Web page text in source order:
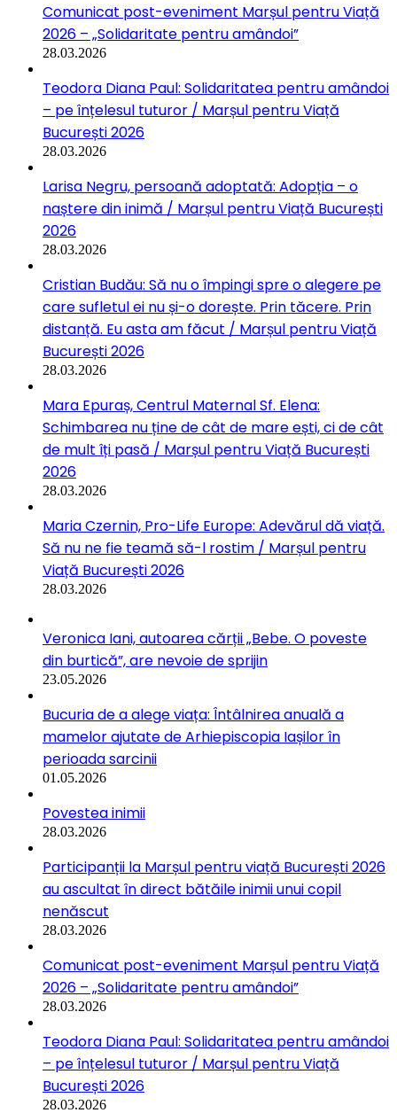
Comunicat post-eveniment Marșul pentru Viață
2026 – „Solidaritate pentru amândoi”
28.03.2026
Teodora Diana Paul: Solidaritatea pentru amândoi
– pe înțelesul tuturor / Marșul pentru Viață
București 2026
28.03.2026
Larisa Negru, persoană adoptată: Adopția – o
naștere din inimă / Marșul pentru Viață București
2026
28.03.2026
Cristian Budău: Să nu o împingi spre o alegere pe
care sufletul ei nu și-o dorește. Prin tăcere. Prin
distanță. Eu asta am făcut / Marșul pentru Viață
București 2026
28.03.2026
Mara Epuraș, Centrul Maternal Sf. Elena:
Schimbarea nu ține de cât de mare ești, ci de cât
de mult îți pasă / Marșul pentru Viață București
2026
28.03.2026
Maria Czernin, Pro-Life Europe: Adevărul dă viață.
Să nu ne fie teamă să-l rostim / Marșul pentru
Viață București 2026
28.03.2026
Veronica Iani, autoarea cărții „Bebe. O poveste
din burtică”, are nevoie de sprijin
23.05.2026
Bucuria de a alege viața: Întâlnirea anuală a
mamelor ajutate de Arhiepiscopia Iașilor în
perioada sarcinii
01.05.2026
Povestea inimii
28.03.2026
Participanții la Marșul pentru viață București 2026
au ascultat în direct bătăile inimii unui copil
nenăscut
28.03.2026
Comunicat post-eveniment Marșul pentru Viață
2026 – „Solidaritate pentru amândoi”
28.03.2026
Teodora Diana Paul: Solidaritatea pentru amândoi
– pe înțelesul tuturor / Marșul pentru Viață
București 2026
28.03.2026